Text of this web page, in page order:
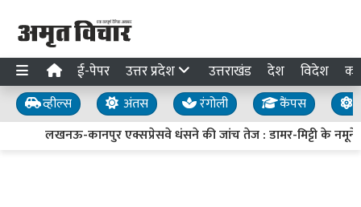
ई-पेपर उत्तर प्रदेश उत्तराखंड देश विदेश
व्हील्स अंतस रंगोली कैंपस
लखनऊ-कानपुर एक्सप्रेसवे धंसने की जांच तेज : डामर-मिट्टी के नमूने